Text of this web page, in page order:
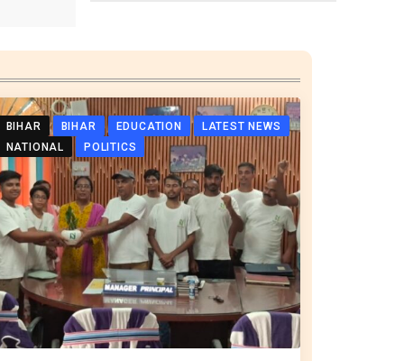
BIHAR BIHAR EDUCATION
LATEST NEWS
NATIONAL
POLITICS